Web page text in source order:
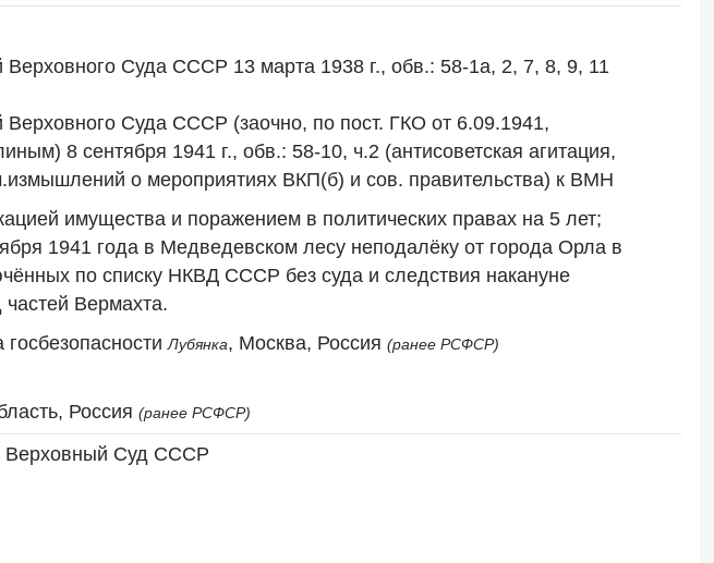
Верховного Суда СССР 13 марта 1938 г., обв.: 58-1а, 2, 7, 8, 9, 11
Верховного Суда СССР (заочно, по пост. ГКО от 6.09.1941,
8 сентября 1941 г., обв.: 58-10, ч.2 (антисоветская агитация,
о мероприятиях ВКП(б) и сов. правительства) к ВМН
имущества и поражением в политических правах на 5 лет;
1941 года в Медведевском лесу неподалёку от города Орла в
по списку НКВД СССР без суда и следствия накануне
частей Вермахта.
Лубянка, Москва, Россия (ранее РСФСР)
Россия (ранее РСФСР)
Верховный Суд СССР